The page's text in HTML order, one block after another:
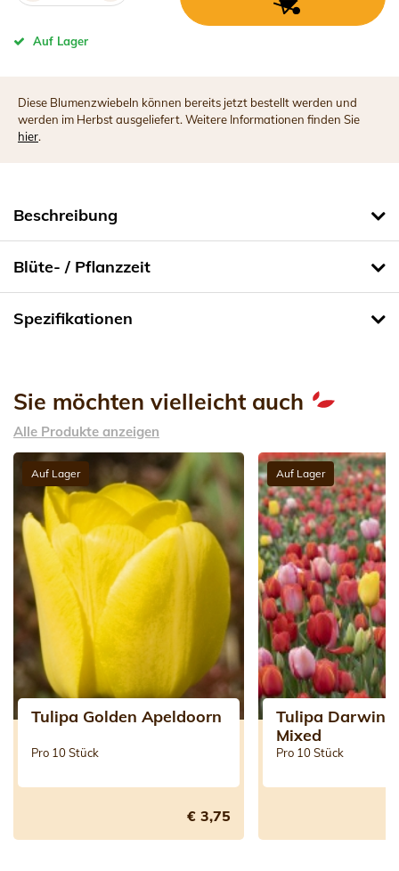
Auf Lager
Diese Blumenzwiebeln können bereits jetzt bestellt werden und
werden im Herbst ausgeliefert. Weitere Informationen finden Sie
hier.
Beschreibung
Blüte- / Pflanzzeit
Spezifikationen
Sie möchten vielleicht auch
Alle Produkte anzeigen
Auf Lager
Tulipa Golden Apeldoorn
Pro 10 Stück
€ 3,75
Auf Lager
Tulipa
Mixed
Pro 10 Stück